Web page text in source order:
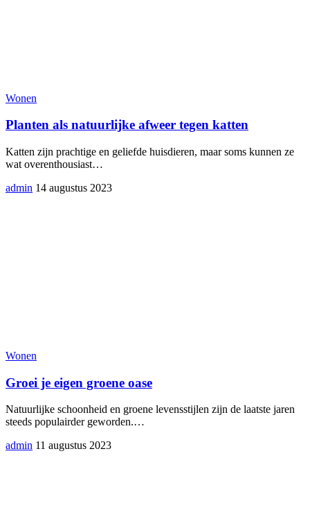
Wonen
Planten als natuurlijke afweer tegen katten
Katten zijn prachtige en geliefde huisdieren, maar soms kunnen ze
wat overenthousiast…
admin 14 augustus 2023
Wonen
Groei je eigen groene oase
Natuurlijke schoonheid en groene levensstijlen zijn de laatste jaren
steeds populairder geworden.…
admin 11 augustus 2023